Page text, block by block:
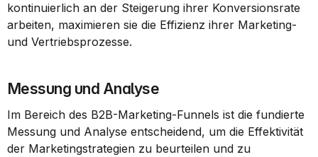
kontinuierlich an der Steigerung ihrer Konversionsrate
arbeiten, maximieren sie die Effizienz ihrer Marketing-
und Vertriebsprozesse.
Messung und Analyse
Im Bereich des B2B-Marketing-Funnels ist die fundierte
Messung und Analyse entscheidend, um die Effektivität
der Marketingstrategien zu beurteilen und zu